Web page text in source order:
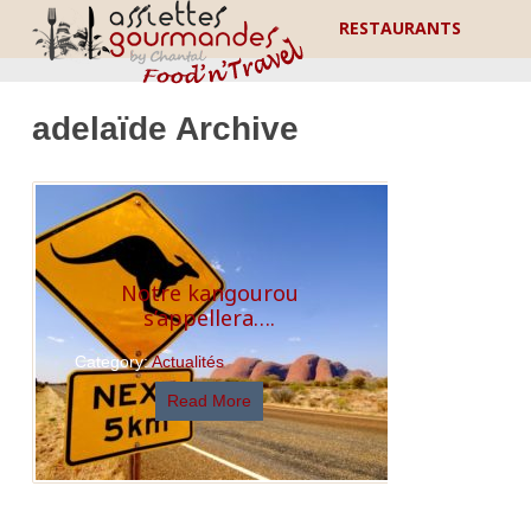
RESTAURANTS
adelaïde Archive
Notre kangourou
s’appellera….
Category:Actualités
Read More